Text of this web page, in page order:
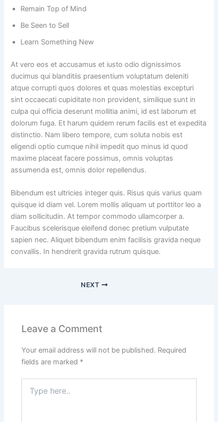
Remain Top of Mind
Be Seen to Sell
Learn Something New
At vero eos et accusamus et iusto odio dignissimos
ducimus qui blanditiis praesentium voluptatum deleniti
atque corrupti quos dolores et quas molestias excepturi
sint occaecati cupiditate non provident, similique sunt in
culpa qui officia deserunt mollitia animi, id est laborum et
dolorum fuga. Et harum quidem rerum facilis est et expedita
distinctio. Nam libero tempore, cum soluta nobis est
eligendi optio cumque nihil impedit quo minus id quod
maxime placeat facere possimus, omnis voluptas
assumenda est, omnis dolor repellendus.
Bibendum est ultricies integer quis. Risus quis varius quam
quisque id diam vel. Lorem mollis aliquam ut porttitor leo a
diam sollicitudin. At tempor commodo ullamcorper a.
Faucibus scelerisque eleifend donec pretium vulputate
sapien nec. Aliquet bibendum enim facilisis gravida neque
convallis. In hendrerit gravida rutrum quisque.
NEXT
Leave a Comment
Your email address will not be published. Required
fields are marked *
here..